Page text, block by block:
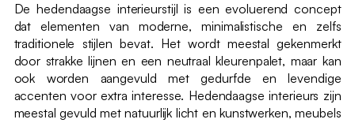
De hedendaagse interieurstijl is een evoluerend concept
dat elementen van moderne, minimalistische en zelfs
traditionele stijlen bevat. Het wordt meestal gekenmerkt
door strakke lijnen en een neutraal kleurenpalet, maar kan
ook worden aangevuld met gedurfde en levendige
accenten voor extra interesse. Hedendaagse interieurs zijn
meestal gevuld met natuurlijk licht en kunstwerken, meubels